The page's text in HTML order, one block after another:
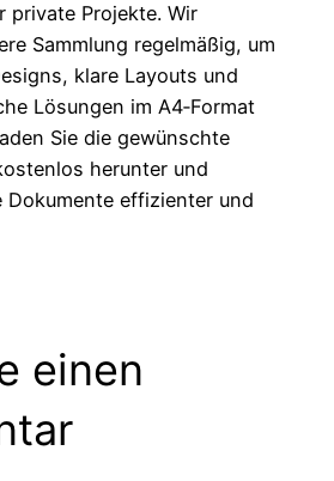
private Projekte. Wir
Sammlung regelmäßig, um
klare Layouts und
Lösungen im A4‑Format
Sie die gewünschte
herunter und
Dokumente effizienter und
einen